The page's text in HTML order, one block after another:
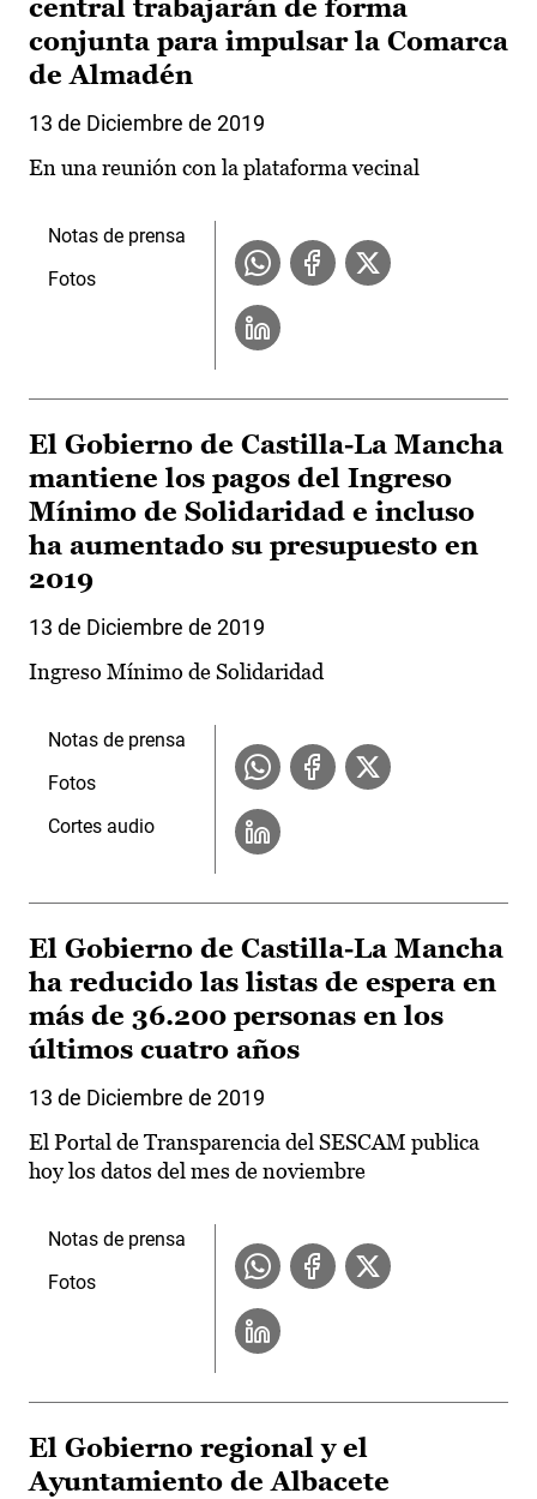
central trabajarán de forma
conjunta para impulsar la Comarca
de Almadén
13 de Diciembre de 2019
En una reunión con la plataforma vecinal
Notas de prensa
Fotos
El Gobierno de Castilla-La Mancha
mantiene los pagos del Ingreso
Mínimo de Solidaridad e incluso
ha aumentado su presupuesto en
2019
13 de Diciembre de 2019
Ingreso Mínimo de Solidaridad
Notas de prensa
Fotos
Cortes audio
El Gobierno de Castilla-La Mancha
ha reducido las listas de espera en
más de 36.200 personas en los
últimos cuatro años
13 de Diciembre de 2019
El Portal de Transparencia del SESCAM publica
hoy los datos del mes de noviembre
Notas de prensa
Fotos
El Gobierno regional y el
Ayuntamiento de Albacete